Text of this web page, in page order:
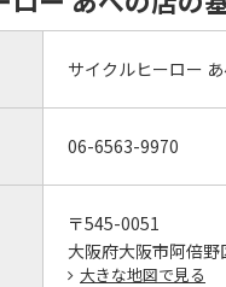
サイクルヒーロー
06-6563-9970
〒545-0051
大阪府大阪市阿倍
大きな地図で見る